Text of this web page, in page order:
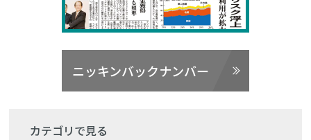
ニッキンバックナンバー
カテゴリで見る